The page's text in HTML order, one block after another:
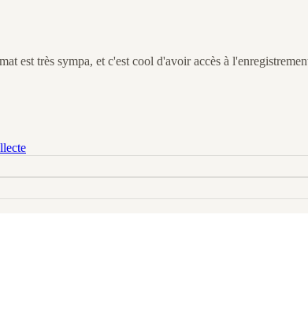
est très sympa, et c'est cool d'avoir accès à